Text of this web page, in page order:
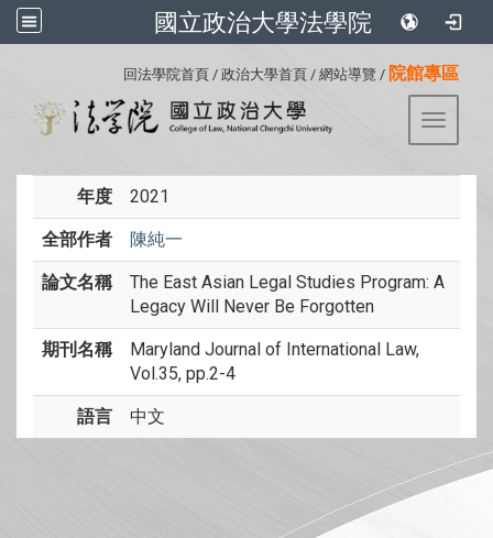
國立政治大學法學院
回法學院首頁 / 政治大學首頁 / 網站導覽 / 院館專區
Toggle
年度 2021
全部作者 陳純一
論文名稱
The East Asian Legal Studies Program: A
Legacy Will Never Be Forgotten
期刊名稱
Maryland Journal of International Law,
Vol.35, pp.2-4
語言 中文